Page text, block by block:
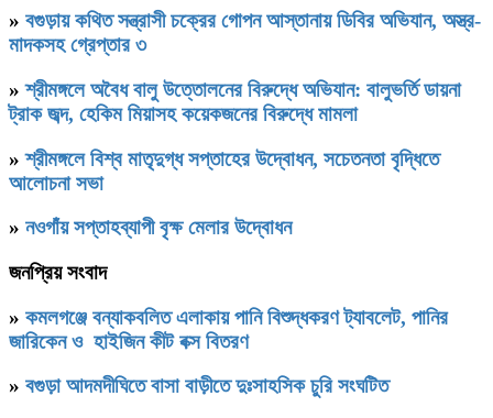
» বগুড়ায় কথিত সন্ত্রাসী চক্রের গোপন আস্তানায় ডিবির অভিযান, অস্ত্র-
মাদকসহ গ্রেপ্তার ৩
»শ্রীমঙ্গলে অবৈধ বালু উত্তোলনের বিরুদ্ধে অভিযান: বালুভর্তি ডায়না
ট্রাক জব্দ, হেকিম মিয়াসহ কয়েকজনের বিরুদ্ধে মামলা
»শ্রীমঙ্গলে বিশ্ব মাতৃদুগ্ধ সপ্তাহের উদ্বোধন, সচেতনতা বৃদ্ধিতে
আলোচনা সভা
» নওগাঁয় সপ্তাহব্যাপী বৃক্ষ মেলার উদ্বোধন
জনপ্রিয় সংবাদ
» কমলগঞ্জে বন্যাকবলিত এলাকায় পানি বিশুদ্ধকরণ ট্যাবলেট, পানির
জারিকেন ও হাইজিন কীট বক্স বিতরণ
» বগুড়া আদমদীঘিতে বাসা বাড়ীতে দুঃসাহসিক চুরি সংঘটিত